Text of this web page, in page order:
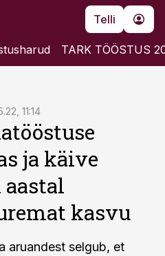
Telli
TARK TÖÖSTUS
11:14
ja käive
aastal
kasvu
aruandest selgub, et